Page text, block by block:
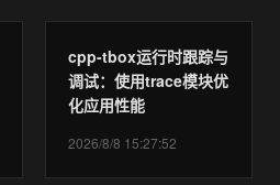
cpp-tbox运行时跟踪与
调试：使用trace模块优
化应用性能
2026/8/8 15:27:52